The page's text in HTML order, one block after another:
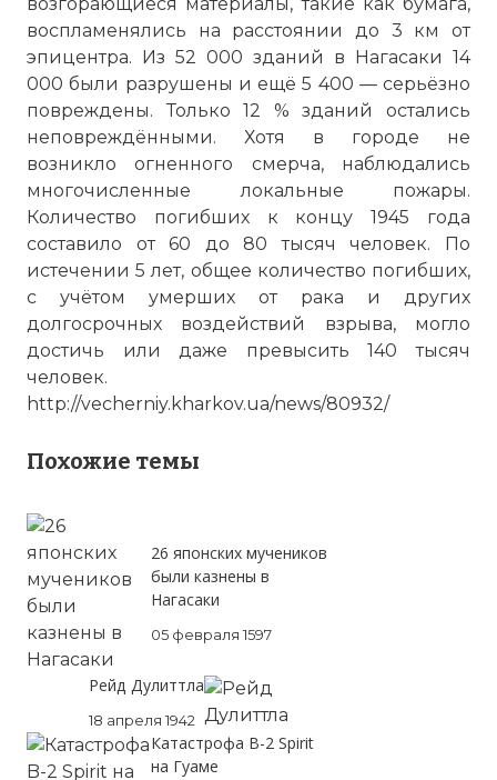
воспламенялись на расстоянии до 3 км от
эпицентра. Из 52 000 зданий в Нагасаки 14
000 были разрушены и ещё 5 400 — серьёзно
повреждены. Только 12 % зданий остались
неповреждёнными. Хотя в городе не
возникло огненного смерча, наблюдались
многочисленные локальные пожары.
Количество погибших к концу 1945 года
составило от 60 до 80 тысяч человек. По
истечении 5 лет, общее количество погибших,
с учётом умерших от рака и других
долгосрочных воздействий взрыва, могло
достичь или даже превысить 140 тысяч
человек.
http://vecherniy.kharkov.ua/news/80932/
Похожие темы
26 японских мучеников
были казнены в
Нагасаки
05 февраля 1597
Рейд Дулиттла
18 апреля 1942
Катастрофа B-2 Spirit
на Гуаме